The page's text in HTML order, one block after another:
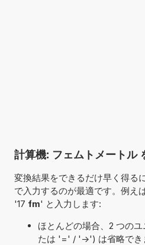
計算機: フェムトメートル
変換結果をできるだけ早く得る
で入力するのが最適です。例え
'17 fm' と入力します:
ほとんどの場合、2 つの
たは '=' / '->') は省略でき